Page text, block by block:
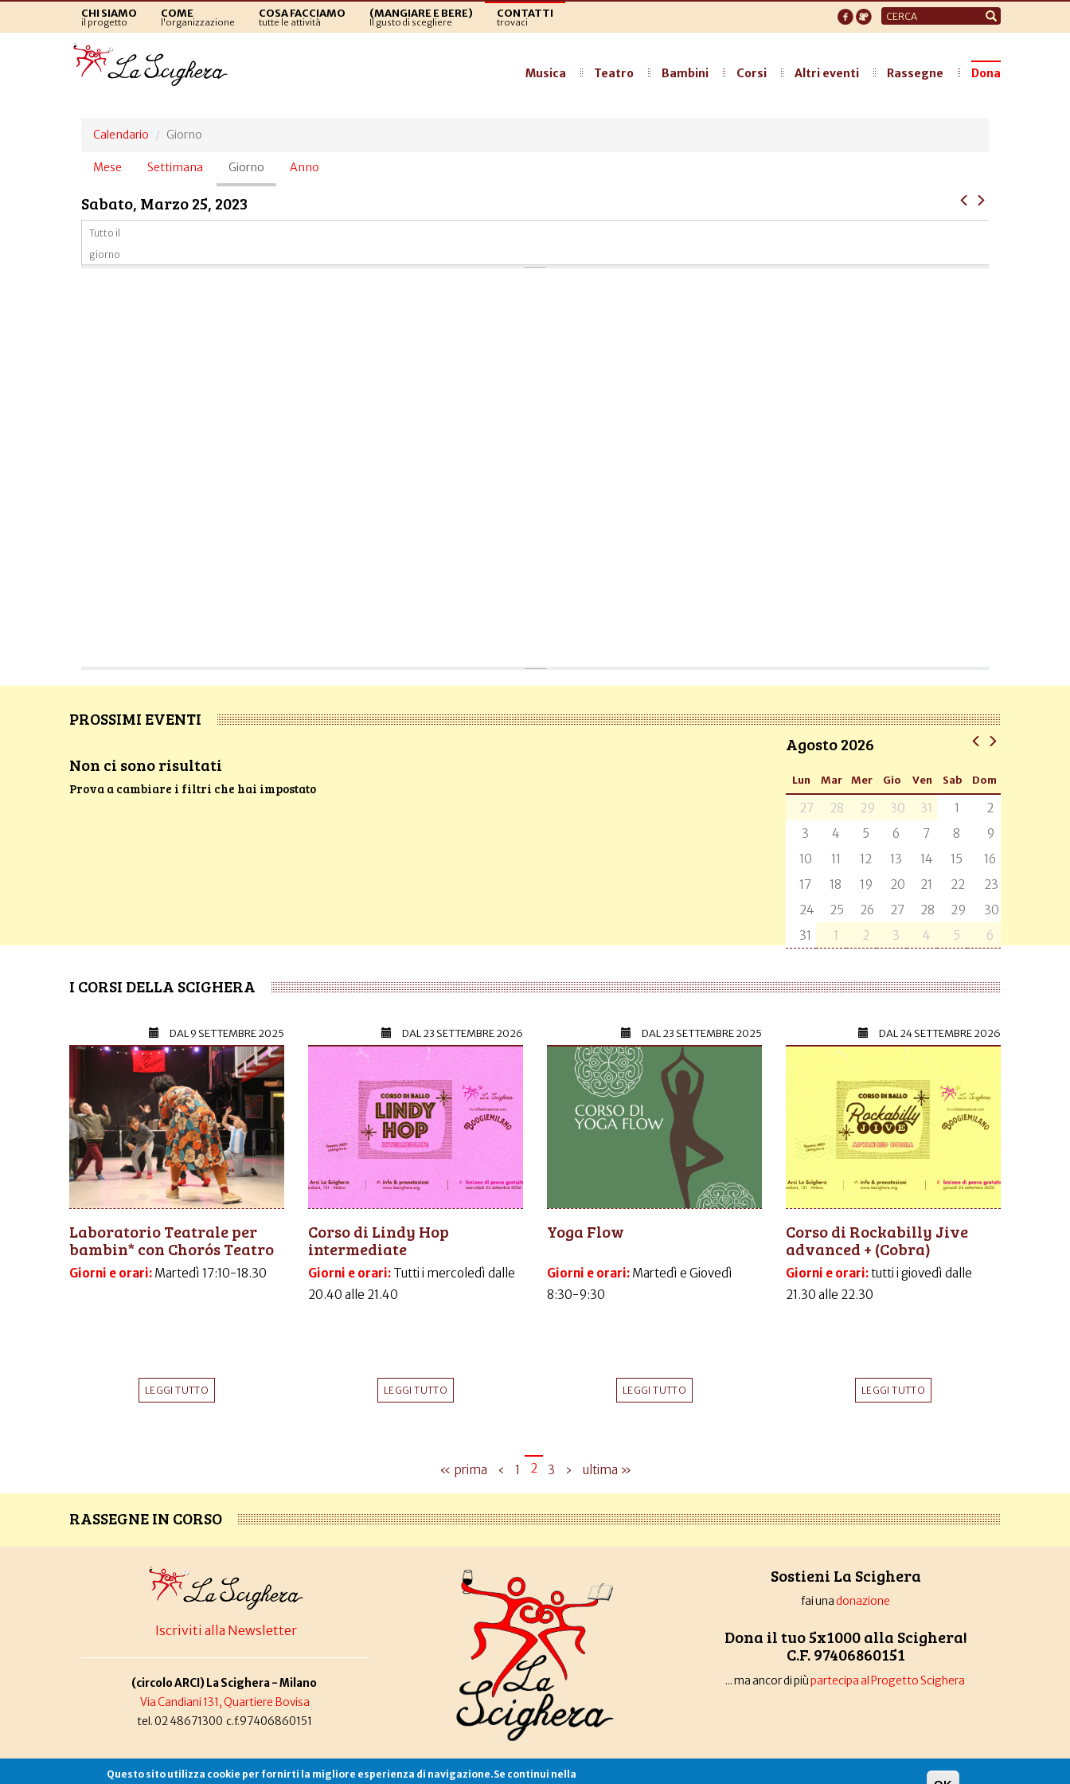
CHI SIAMO
il progetto
COME
l'organizzazione
COSA FACCIAMO
tutte le attività
(MANGIARE E BERE)
Il gusto di scegliere
CONTATTI
trovaci
Form
di
Musica Teatro Bambini Corsi Altri eventi Rassegne Dona
Calendario Giorno
Schede
Mese Settimana Giorno (scheda
attiva)
Anno
Sabato, Marzo 25, 2023
Tutto il
giorno
PROSSIMI EVENTI
Non ci sono risultati
Prova a cambiare i filtri che hai impostato
Agosto 2026
Lun Mar Mer Gio Ven Sab Dom
27 28 29 30 31 1
2
3
4 5 6 7 8
9
10
11 12 13 14 15
16
17
18 19 20 21 22
23
24
25 26 27 28 29
30
31
1 2 3 4 5 6
I CORSI DELLA SCIGHERA
DAL9 SETTEMBRE 2025
Laboratorio Teatrale per
bambin* con Chorós Teatro
Giorni e orari: Martedì 17:10-18.30
LEGGI TUTTO
DAL23 SETTEMBRE 2026
Corso di Lindy Hop
intermediate
Giorni e orari: Tutti i mercoledì dalle
20.40 alle 21.40
LEGGI TUTTO
DAL23 SETTEMBRE 2025
Yoga Flow
Giorni e orari: Martedì e Giovedì
8:30-9:30
LEGGI TUTTO
DAL24 SETTEMBRE 2026
Corso di Rockabilly Jive
advanced + (Cobra)
Giorni e orari:tutti i giovedì dalle
21.30 alle 22.30
LEGGI TUTTO
« prima ‹ 1 2 3 › ultima »
RASSEGNE IN CORSO
Iscriviti alla Newsletter
(circolo ARCI) La Scighera - Milano
Via Candiani 131, Quartiere Bovisa
tel. 02 48671300 c.f.97406860151
Sostieni La Scighera
fai unadonazione
Dona il tuo 5x1000 alla Scighera!
C.F. 97406860151
... ma ancor di piùpartecipa al Progetto Scighera
Associazione La Scigheracopyleft |cookies
Questo sito utilizza cookie per fornirti la migliore esperienza di navigazione.Se continui nella